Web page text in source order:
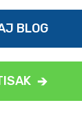
BLOG